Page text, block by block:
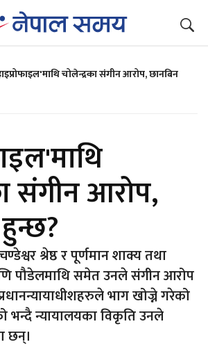
चोलेन्द्रका संगीन आरोप, छानबिन
संगीन आरोप,
श्रेष्ठ र पूर्णमान शाक्य तथा
पौडेलमाथि समेत उनले संगीन आरोप
भाग खोज्ने गरेको
भन्दै न्यायालयका विकृति उनले
छन्।